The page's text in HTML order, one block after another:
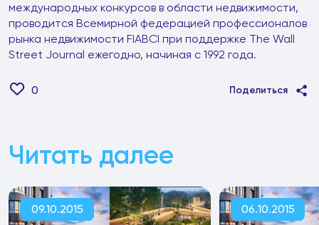
международных конкурсов в области недвижимости,
проводится Всемирной федерацией профессионалов
рынка недвижимости FIABCI при поддержке The Wall
Street Journal ежегодно, начиная с 1992 года.
0 Поделиться
Читать далее
09.10.2015 06.10.2015